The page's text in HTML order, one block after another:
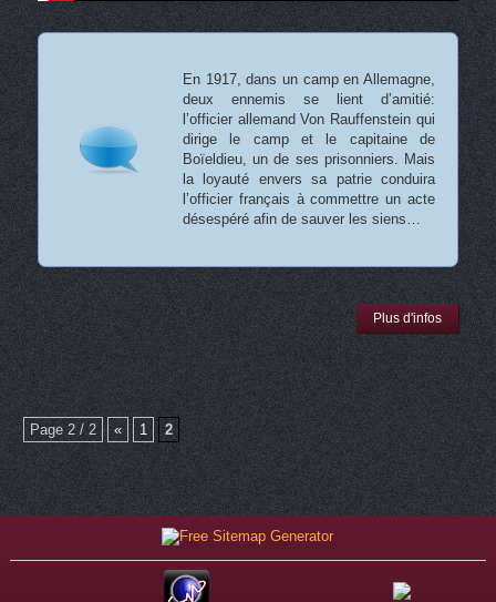
En 1917, dans un camp en Allemagne,
deux ennemis se lient d’amitié:
l’officier allemand Von Rauffenstein qui
dirige le camp et le capitaine de
Boïeldieu, un de ses prisonniers. Mais
la loyauté envers sa patrie conduira
l’officier français à commettre un acte
désespéré afin de sauver les siens…
Plus d'infos
Page 2 / 2 « 1 2